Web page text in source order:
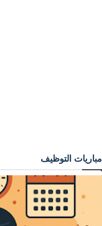
مباريات التوظيف